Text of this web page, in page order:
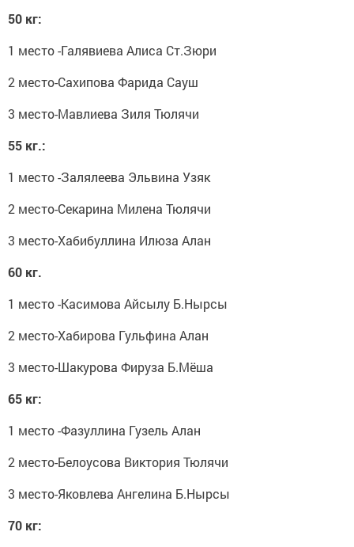
50 кг:
1 место -Галявиева Алиса Ст.Зюри
2 место-Сахипова Фарида Сауш
3 место-Мавлиева Зиля Тюлячи
55 кг.:
1 место -Залялеева Эльвина Узяк
2 место-Секарина Милена Тюлячи
3 место-Хабибуллина Илюза Алан
60 кг.
1 место -Касимова Айсылу Б.Нырсы
2 место-Хабирова Гульфина Алан
3 место-Шакурова Фируза Б.Мёша
65 кг:
1 место -Фазуллина Гузель Алан
2 место-Белоусова Виктория Тюлячи
3 место-Яковлева Ангелина Б.Нырсы
70 кг: